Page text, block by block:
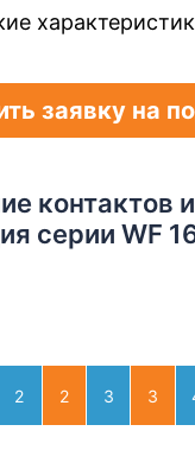
заявку на
контактов и
серии WF
2 2 3 3